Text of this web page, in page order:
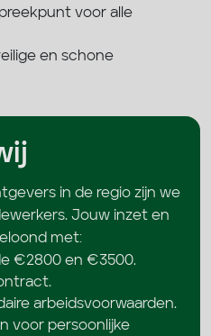
voor alle
en schone
in de regio zijn we
Jouw inzet en
met:
€2800 en €3500.
arbeidsvoorwaarden.
voor persoonlijke